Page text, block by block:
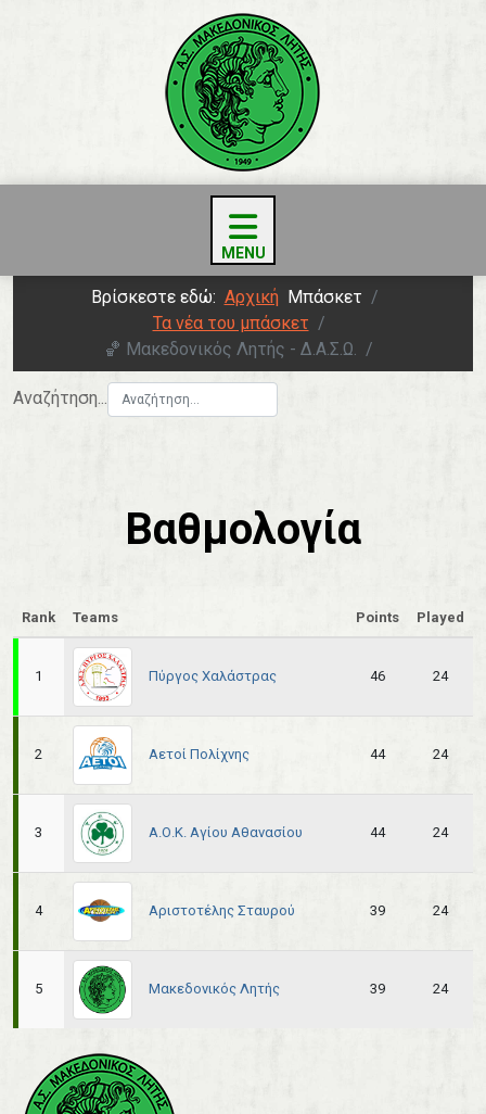
Βρίσκεστε εδώ: Αρχική Μπάσκετ
Τα νέα του μπάσκετ
🏀 Μακεδονικός Λητής - Δ.Α.Σ.Ω.
Αναζήτηση...
Βαθμολογία
Rank Teams Points Played
1 Πύργος Χαλάστρας 46 24
2 Αετοί Πολίχνης 44 24
3 Α.Ο.Κ. Αγίου Αθανασίου 44 24
4 Αριστοτέλης Σταυρού 39 24
5 Μακεδονικός Λητής 39 24